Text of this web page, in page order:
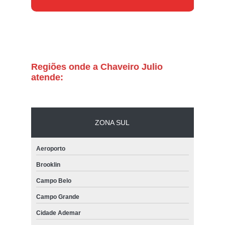
onde encontro serviço de chaveiro residencial Moema
serviços de chaveiro residencial Jardim América
conserto de fechadura residencial preço Ibirapuera
onde encontrar chaveiro de residências 24 horas Itaim Bibi
chaveiros residencial em são paulo Aeroporto
Regiões onde a Chaveiro Julio
atende:
ZONA SUL
Aeroporto
Brooklin
Campo Belo
Campo Grande
Cidade Ademar